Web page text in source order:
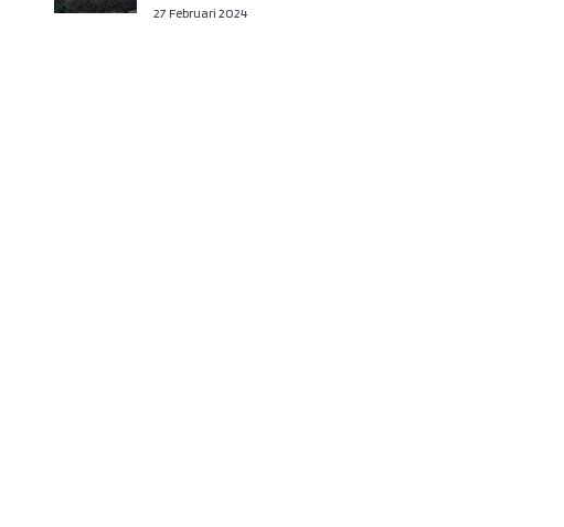
27 Februari 2024